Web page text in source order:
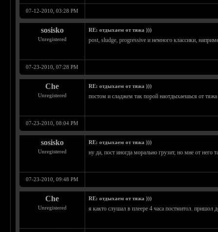
07-12-2010, 03:28 PM
sosisko
Unregistered
RE: отдыхаем от тяжа )))
post, sludge, progressive и немного классики,
07-23-2010, 07:28 PM
Che
Unregistered
RE: отдыхаем от тяжа )))
постом и сладжем так порой наотдыхаешься от
07-23-2010, 08:04 PM
sosisko
Unregistered
RE: отдыхаем от тяжа )))
ну да, пост иногда морально грузит, но мне от него
07-23-2010, 09:48 PM
Che
Unregistered
RE: отдыхаем от тяжа )))
я както слушал в плеере 4 часа постмитол. пришол